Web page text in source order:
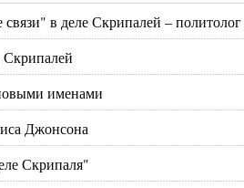
в деле Скрипалей – политолог
именами
Джонсона
Скрипаля"